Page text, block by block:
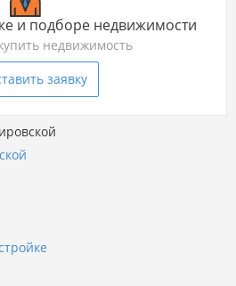
и подборе недвижимости
недвижимость
заявку